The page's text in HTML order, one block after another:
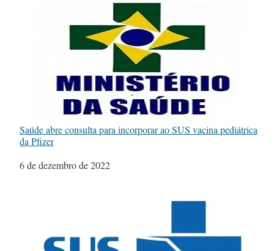
Saúde abre consulta para incorporar ao SUS vacina pediátrica
da Pfizer
Data
6 de dezembro de 2022